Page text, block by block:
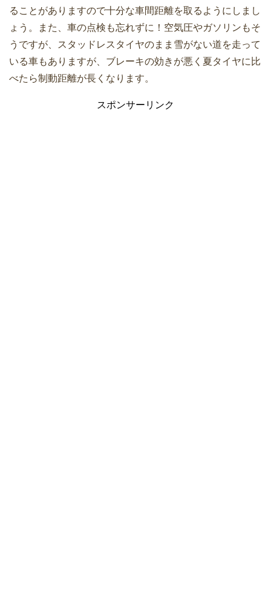
ることがありますので十分な車間距離を取るようにしまし
ょう。また、車の点検も忘れずに！空気圧やガソリンもそ
うですが、スタッドレスタイヤのまま雪がない道を走って
いる車もありますが、ブレーキの効きが悪く夏タイヤに比
べたら制動距離が長くなります。
スポンサーリンク